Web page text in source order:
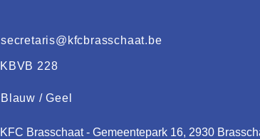
secretaris@kfcbrasschaat.be
KBVB 228
Blauw / Geel
KFC Brasschaat - Gemeentepark 16, 2930